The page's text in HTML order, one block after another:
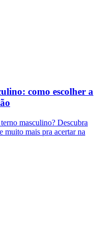
como escolher a
masculino? Descubra
muito mais pra acertar na